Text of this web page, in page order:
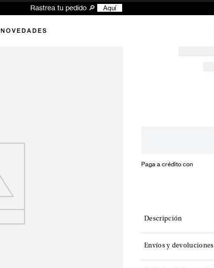
Rastrea tu pedido 🔎 Aquí
NOVEDADES
Paga a crédito con
Descripción
Envíos y devoluciones